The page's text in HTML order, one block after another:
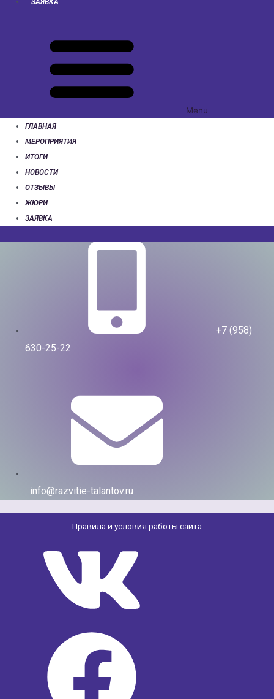
ЗАЯВКА
Menu
ГЛАВНАЯ
МЕРОПРИЯТИЯ
ИТОГИ
НОВОСТИ
ОТЗЫВЫ
ЖЮРИ
ЗАЯВКА
+7 (958)
630-25-22
info@razvitie-talantov.ru
Правила и условия работы сайта